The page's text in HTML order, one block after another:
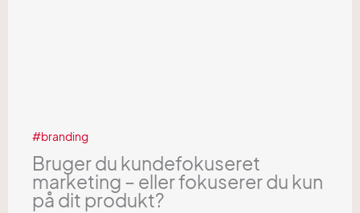
branding
Bruger du kundefokuseret
marketing – eller fokuserer du kun
på dit produkt?